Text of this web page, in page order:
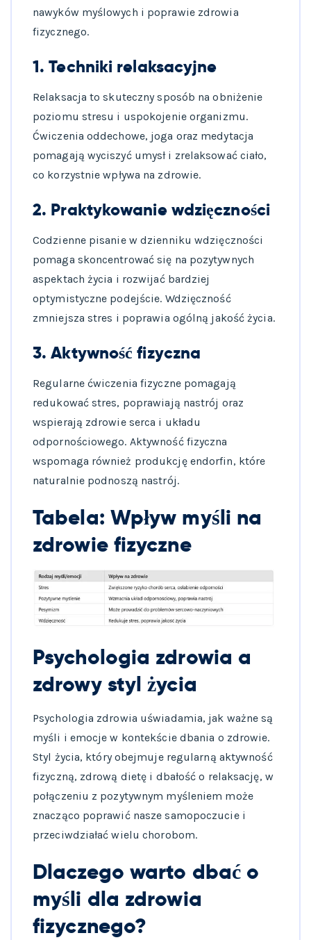
nawyków myślowych i poprawie zdrowia
fizycznego.
1. Techniki relaksacyjne
Relaksacja to skuteczny sposób na obniżenie
poziomu stresu i uspokojenie organizmu.
Ćwiczenia oddechowe, joga oraz medytacja
pomagają wyciszyć umysł i zrelaksować ciało,
co korzystnie wpływa na zdrowie.
2. Praktykowanie wdzięczności
Codzienne pisanie w dzienniku wdzięczności
pomaga skoncentrować się na pozytywnych
aspektach życia i rozwijać bardziej
optymistyczne podejście. Wdzięczność
zmniejsza stres i poprawia ogólną jakość życia.
3. Aktywność fizyczna
Regularne ćwiczenia fizyczne pomagają
redukować stres, poprawiają nastrój oraz
wspierają zdrowie serca i układu
odpornościowego. Aktywność fizyczna
wspomaga również produkcję endorfin, które
naturalnie podnoszą nastrój.
Tabela: Wpływ myśli na
zdrowie fizyczne
Psychologia zdrowia a
zdrowy styl życia
Psychologia zdrowia uświadamia, jak ważne są
myśli i emocje w kontekście dbania o zdrowie.
Styl życia, który obejmuje regularną aktywność
fizyczną, zdrową dietę i dbałość o relaksację, w
połączeniu z pozytywnym myśleniem może
znacząco poprawić nasze samopoczucie i
przeciwdziałać wielu chorobom.
Dlaczego warto dbać o
myśli dla zdrowia
fizycznego?